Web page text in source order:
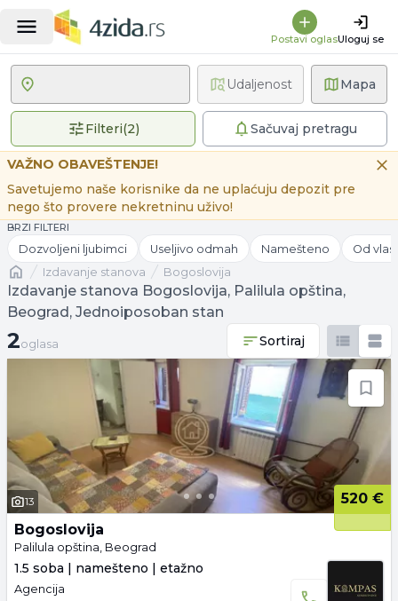
Postavi oglasUloguj se
Mapa
Filteri(2)2 primenjena filteraSačuvaj pretragu
Udaljenost
VAŽNO OBAVEŠTENJE!
Savetujemo naše korisnike da ne uplaćuju depozit pre
nego što provere nekretninu uživo!
BRZI FILTERI
Dozvoljeni ljubimci Useljivo odmah Namešteno Od
Naslovnaizdavanje stanova Bogoslovija
Izdavanje stanova Bogoslovija, Palilula opština,
Beograd, Jednoiposoban stan
2 oglasa
2oglasa Sortiraj
13
520 €
Bogoslovija
Palilula opština, Beograd
1.5 soba | namešteno | etažno
Agencija